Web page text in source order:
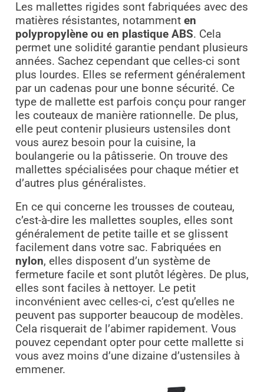
Les mallettes rigides sont fabriquées avec des
matières résistantes, notamment en
polypropylène ou en plastique ABS. Cela
permet une solidité garantie pendant plusieurs
années. Sachez cependant que celles-ci sont
plus lourdes. Elles se referment généralement
par un cadenas pour une bonne sécurité. Ce
type de mallette est parfois conçu pour ranger
les couteaux de manière rationnelle. De plus,
elle peut contenir plusieurs ustensiles dont
vous aurez besoin pour la cuisine, la
boulangerie ou la pâtisserie. On trouve des
mallettes spécialisées pour chaque métier et
d’autres plus généralistes.
En ce qui concerne les trousses de couteau,
c’est-à-dire les mallettes souples, elles sont
généralement de petite taille et se glissent
facilement dans votre sac. Fabriquées en
nylon, elles disposent d’un système de
fermeture facile et sont plutôt légères. De plus,
elles sont faciles à nettoyer. Le petit
inconvénient avec celles-ci, c’est qu’elles ne
peuvent pas supporter beaucoup de modèles.
Cela risquerait de l’abimer rapidement. Vous
pouvez cependant opter pour cette mallette si
vous avez moins d’une dizaine d’ustensiles à
emmener.